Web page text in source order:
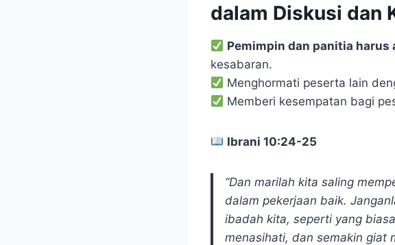
dalam Diskusi dan
Pemimpin dan panitia
kesabaran.
Menghormati peserta lain
Memberi kesempatan bagi
Ibrani 10:24-25
“Dan marilah kita saling
dalam pekerjaan baik.
ibadah kita, seperti yang
menasihati, dan semakin giat